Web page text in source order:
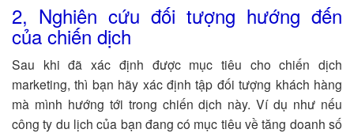
2, Nghiên cứu đối tượng hướng đến
của chiến dịch
Sau khi đã xác định được mục tiêu cho chiến dịch
marketing, thì bạn hãy xác định tập đối tượng khách hàng
mà mình hướng tới trong chiến dịch này. Ví dụ như nếu
công ty du lịch của bạn đang có mục tiêu về tăng doanh số